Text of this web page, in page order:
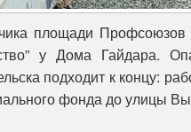
площади Профсоюзов
у Дома Гайдара.
подходит к концу:
фонда до улицы